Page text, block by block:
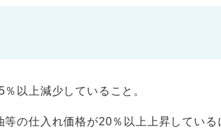
以上減少していること。
の仕入れ価格が20％以上上昇している